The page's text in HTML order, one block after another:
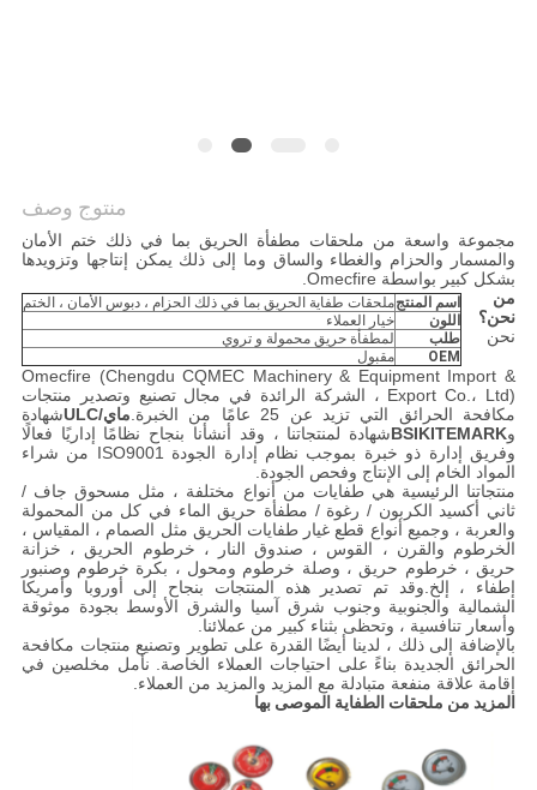
منتوج وصف
مجموعة واسعة من ملحقات مطفأة الحريق بما في ذلك ختم الأمان
والمسمار والحزام والغطاء والساق وما إلى ذلك يمكن إنتاجها وتزويدها
بشكل كبير بواسطة Omecfire.
اسم المنتجملحقات طفاية الحريق بما في ذلك الحزام ، دبوس الأمان ، الختم
اللون
خيار العملاء
طلب
لمطفأة حريق محمولة و تروي
OEM
مقبول
من
نحن؟
نحن
Omecfire (Chengdu CQMEC Machinery & Equipment Import &
Export Co.، Ltd) ، الشركة الرائدة في مجال تصنيع وتصدير منتجات
مكافحة الحرائق التي تزيد عن 25 عامًا من الخبرة.
ماي/
ULCشهادة
و
BSIKITEMARK
شهادة لمنتجاتنا ، وقد أنشأنا بنجاح نظامًا إداريًا فعالًا
وفريق إدارة ذو خبرة بموجب نظام إدارة الجودة ISO9001 من شراء
المواد الخام إلى الإنتاج وفحص الجودة.
منتجاتنا الرئيسية هي طفايات من أنواع مختلفة ، مثل مسحوق جاف /
ثاني أكسيد الكربون / رغوة / مطفأة حريق الماء في كل من المحمولة
والعربة ، وجميع أنواع قطع غيار طفايات الحريق مثل الصمام ، المقياس ،
الخرطوم والقرن ، القوس ، صندوق النار ، خرطوم الحريق ، خزانة
حريق ، خرطوم حريق ، وصلة خرطوم ومحول ، بكرة خرطوم وصنبور
إطفاء ، إلخ.وقد تم تصدير هذه المنتجات بنجاح إلى أوروبا وأمريكا
الشمالية والجنوبية وجنوب شرق آسيا والشرق الأوسط بجودة موثوقة
وأسعار تنافسية ، وتحظى بثناء كبير من عملائنا.
بالإضافة إلى ذلك ، لدينا أيضًا القدرة على تطوير وتصنيع منتجات مكافحة
الحرائق الجديدة بناءً على احتياجات العملاء الخاصة. نأمل مخلصين في
إقامة علاقة منفعة متبادلة مع المزيد والمزيد من العملاء.
المزيد من ملحقات الطفاية الموصى بها